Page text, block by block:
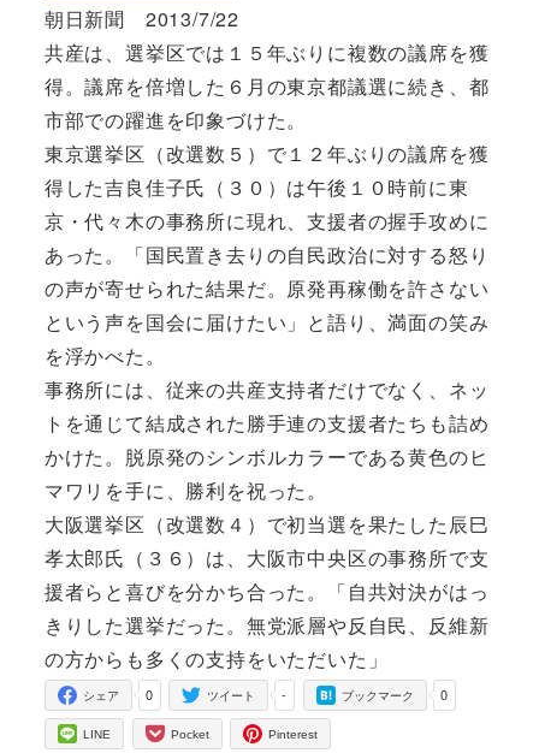
朝日新聞 2013/7/22
共産は、選挙区では１５年ぶりに複数の議席を獲
得。議席を倍増した６月の東京都議選に続き、都
市部での躍進を印象づけた。
東京選挙区（改選数５）で１２年ぶりの議席を獲
得した吉良佳子氏（３０）は午後１０時前に東
京・代々木の事務所に現れ、支援者の握手攻めに
あった。「国民置き去りの自民政治に対する怒り
の声が寄せられた結果だ。原発再稼働を許さない
という声を国会に届けたい」と語り、満面の笑み
を浮かべた。
事務所には、従来の共産支持者だけでなく、ネッ
トを通じて結成された勝手連の支援者たちも詰め
かけた。脱原発のシンボルカラーである黄色のヒ
マワリを手に、勝利を祝った。
大阪選挙区（改選数４）で初当選を果たした辰巳
孝太郎氏（３６）は、大阪市中央区の事務所で支
援者らと喜びを分かち合った。「自共対決がはっ
きりした選挙だった。無党派層や反自民、反維新
の方からも多くの支持をいただいた」
0
シェア -
ツイート 0
ブックマーク
LINE Pocket Pinterest